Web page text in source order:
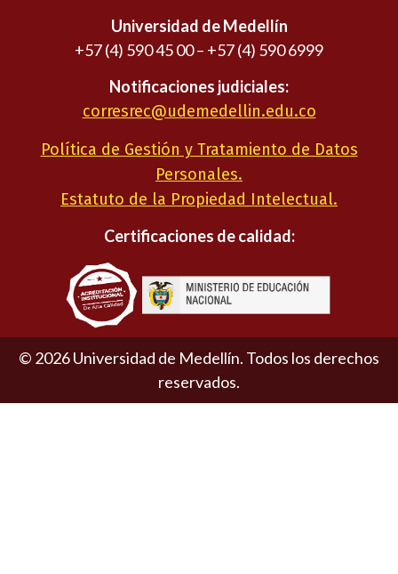
Universidad de Medellín
+57 (4) 590 45 00 – +57 (4) 590 6999
Notificaciones judiciales:
corresrec@udemedellin.edu.co
Política de Gestión y Tratamiento de Datos
Personales.
Estatuto de la Propiedad Intelectual.
Certificaciones de calidad:
© 2026Universidad de Medellín. Todos los derechos
reservados.